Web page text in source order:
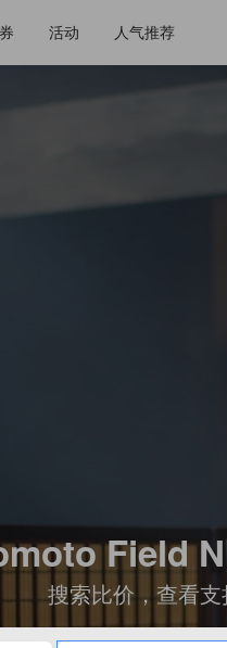
活动 人气推荐
Field
搜索比价，查看